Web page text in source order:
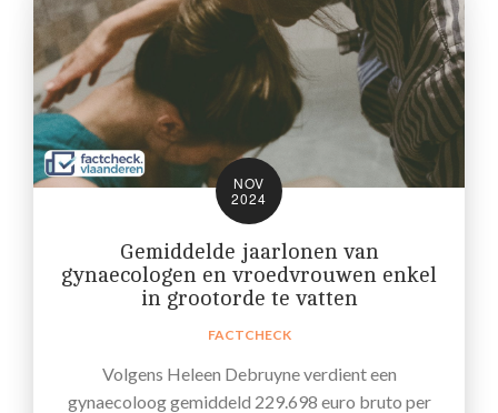
NOV
2024
Gemiddelde jaarlonen van
gynaecologen en vroedvrouwen enkel
in grootorde te vatten
FACTCHECK
Volgens Heleen Debruyne verdient een
gynaecoloog gemiddeld 229.698 euro bruto per